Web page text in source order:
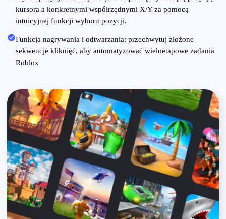
kursora a konkretnymi współrzędnymi X/Y za pomocą
intuicyjnej funkcji wyboru pozycji.
Funkcja nagrywania i odtwarzania: przechwytuj złożone
sekwencje kliknięć, aby automatyzować wieloetapowe zadania
Roblox